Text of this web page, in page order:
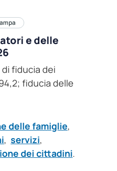
e delle
fiducia dei
fiducia delle
delle famiglie,
, servizi,
dei cittadini.